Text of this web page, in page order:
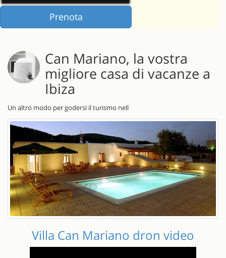
Can Mariano, la vostra
migliore casa di vacanze a
Ibiza
Un altro modo per godersi il turismo nell
Villa Can Mariano dron video